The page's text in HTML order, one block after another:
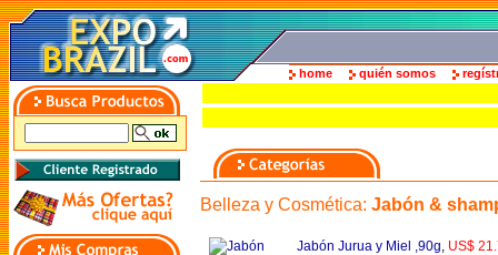
home quién somos
Belleza y Cosmética: Jabón &
Jabón Jurua y Miel ,90g, US$